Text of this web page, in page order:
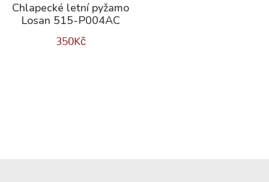
Chlapecké letní pyžamo
Losan 515-P004AC
350Kč